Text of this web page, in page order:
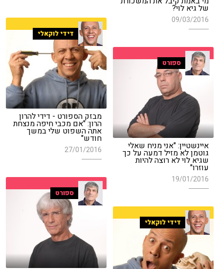
של גיא לוי?
09/03/2016
דידי לוקאלי
מבזק הספורט - דידי להרון
הרון: "אם מכבי חיפה מנצחת
אתה השפוט שלי במשך
חודש"
27/01/2016
ספורט
איינשטיין: "אני מניח שאלי
גוטמן לא מזיל דמעה על כך
שגיא לוי לא רוצה להיות
עוזרו"
19/01/2016
ספורט
דידי לוקאלי